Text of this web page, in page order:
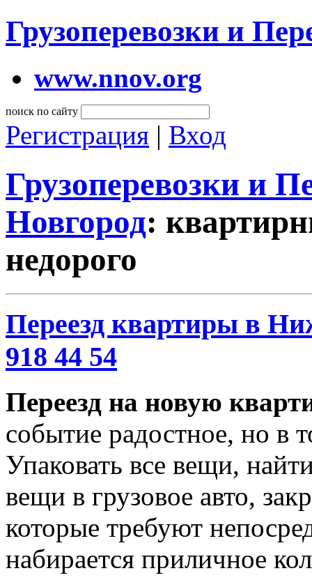
Грузоперевозки и
www.nnov.org
поиск по сайту
Регистрация | Вход
Грузоперевозки и
Новгород:
недорого
Переезд квартиры в
918 44 54
Переезд на новую
событие радостное, но в
Упаковать все вещи,
вещи в грузовое авто,
которые требуют
набирается приличное